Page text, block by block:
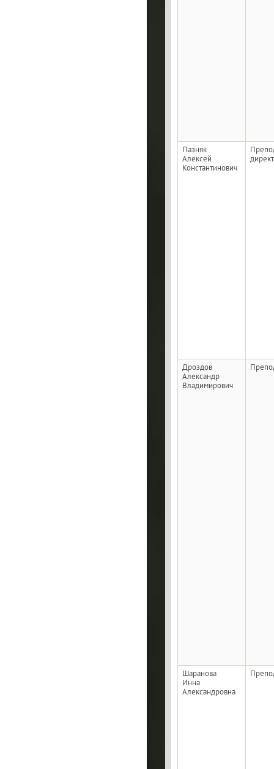
Пазняк
Алексей
Константинович
Дроздов
Александр
Владимирович
Шаранова
Инна
Александровна